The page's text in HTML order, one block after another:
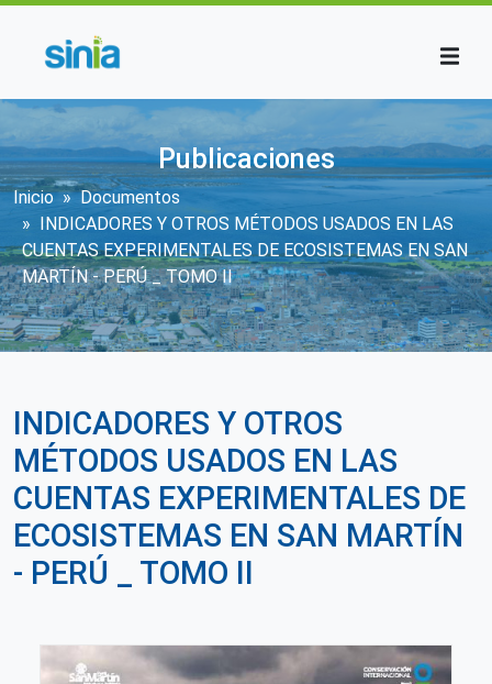
Publicaciones
Sobrescribir enlaces de ayuda a la
Inicio
Documentos
INDICADORES Y OTROS MÉTODOS USADOS EN LAS
CUENTAS EXPERIMENTALES DE ECOSISTEMAS EN SAN
MARTÍN - PERÚ _ TOMO II
INDICADORES Y OTROS
MÉTODOS USADOS EN LAS
CUENTAS EXPERIMENTALES DE
ECOSISTEMAS EN SAN MARTÍN
- PERÚ _ TOMO II